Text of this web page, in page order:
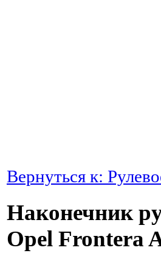
Вернуться к:
Наконечник
Opel Frontera